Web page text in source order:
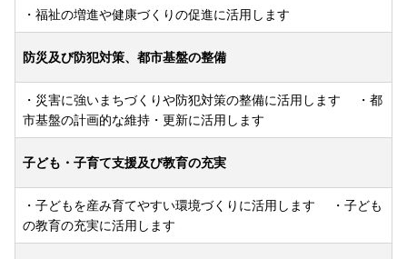
・福祉の増進や健康づくりの促進に活用します
防災及び防犯対策、都市基盤の整備
・災害に強いまちづくりや防犯対策の整備に活用します ・都
市基盤の計画的な維持・更新に活用します
子ども・子育て支援及び教育の充実
・子どもを産み育てやすい環境づくりに活用します ・子ども
の教育の充実に活用します